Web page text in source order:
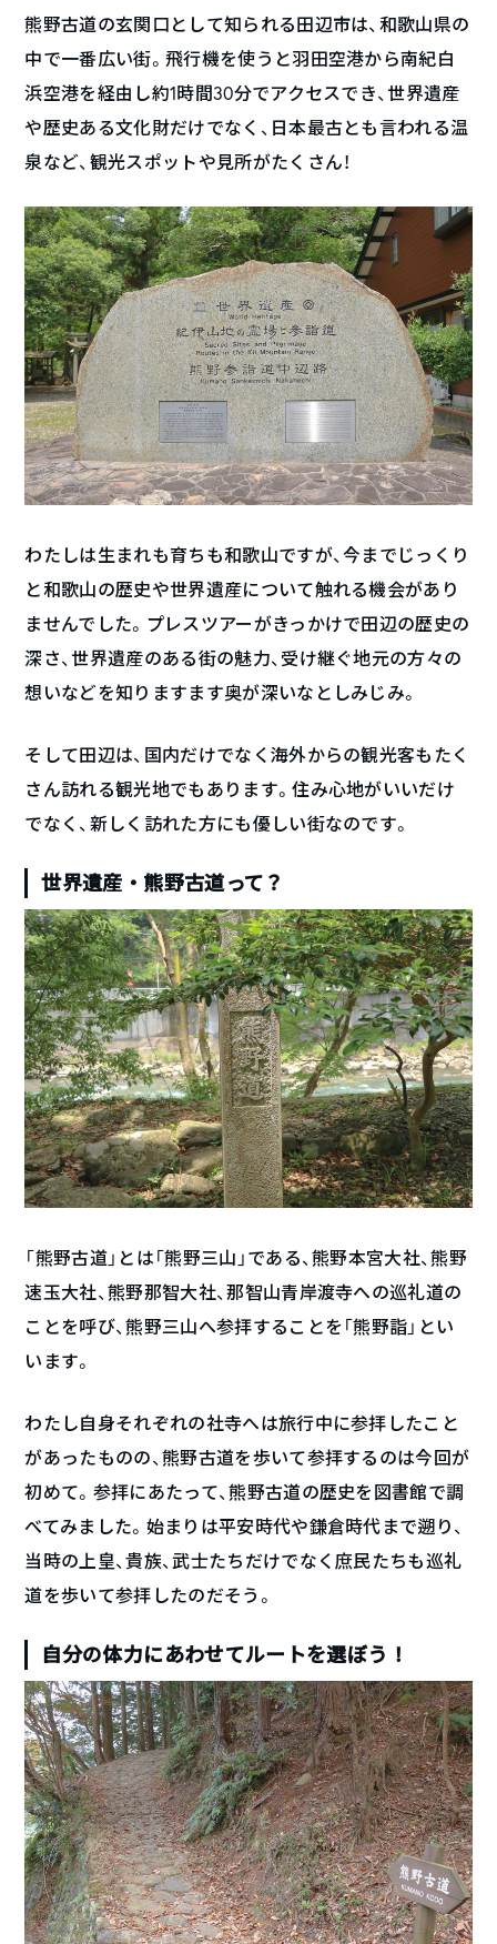
熊野古道の玄関口として知られる田辺市は、和歌山県の
中で一番広い街。飛行機を使うと羽田空港から南紀白
浜空港を経由し約1時間30分でアクセスでき、世界遺産
や歴史ある文化財だけでなく、日本最古とも言われる温
泉など、観光スポットや見所がたくさん！
わたしは生まれも育ちも和歌山ですが、今までじっくり
と和歌山の歴史や世界遺産について触れる機会があり
ませんでした。プレスツアーがきっかけで田辺の歴史の
深さ、世界遺産のある街の魅力、受け継ぐ地元の方々の
想いなどを知りますます奥が深いなとしみじみ。
そして田辺は、国内だけでなく海外からの観光客もたく
さん訪れる観光地でもあります。住み心地がいいだけ
でなく、新しく訪れた方にも優しい街なのです。
世界遺産・熊野古道って？
「熊野古道」とは「熊野三山」である、熊野本宮大社、熊野
速玉大社、熊野那智大社、那智山青岸渡寺への巡礼道の
ことを呼び、熊野三山へ参拝することを「熊野詣」とい
います。
わたし自身それぞれの社寺へは旅行中に参拝したこと
があったものの、熊野古道を歩いて参拝するのは今回が
初めて。参拝にあたって、熊野古道の歴史を図書館で調
べてみました。始まりは平安時代や鎌倉時代まで遡り、
当時の上皇、貴族、武士たちだけでなく庶民たちも巡礼
道を歩いて参拝したのだそう。
自分の体力にあわせてルートを選ぼう！